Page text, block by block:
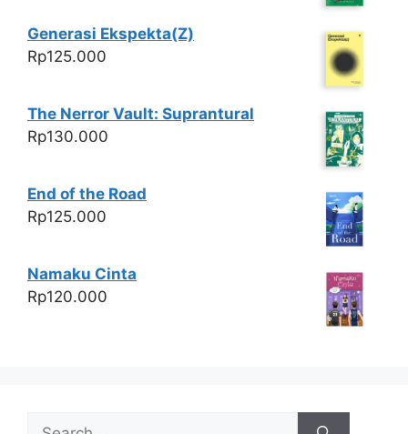
Generasi Ekspekta(Z)
Rp125.000
The Nerror Vault: Suprantural
Rp130.000
End of the Road
Rp125.000
Namaku Cinta
Rp120.000